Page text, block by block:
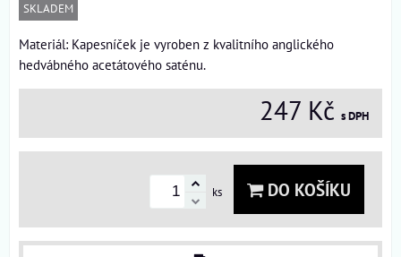
SKLADEM
Materiál: Kapesníček je vyroben z kvalitního anglického
hedvábného acetátového saténu.
247 Kč s DPH
ks DO KOŠÍKU